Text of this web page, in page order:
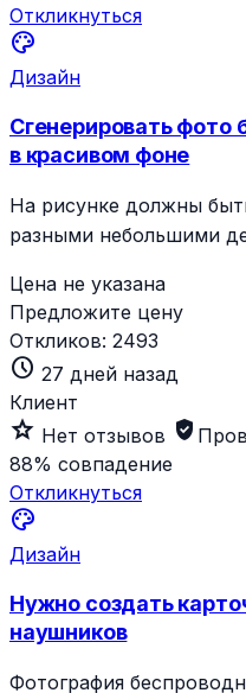
Откликнуться
palette
Дизайн
Сгенерировать фото
в красивом фоне
На рисунке должны
разными небольшими
Цена не указана
Предложите цену
Откликов: 2493
schedule 27 дней назад
Клиент
star_outline Нет отзывов verified_user
88% совпадение
Откликнуться
palette
Дизайн
Нужно создать
наушников
Фотография